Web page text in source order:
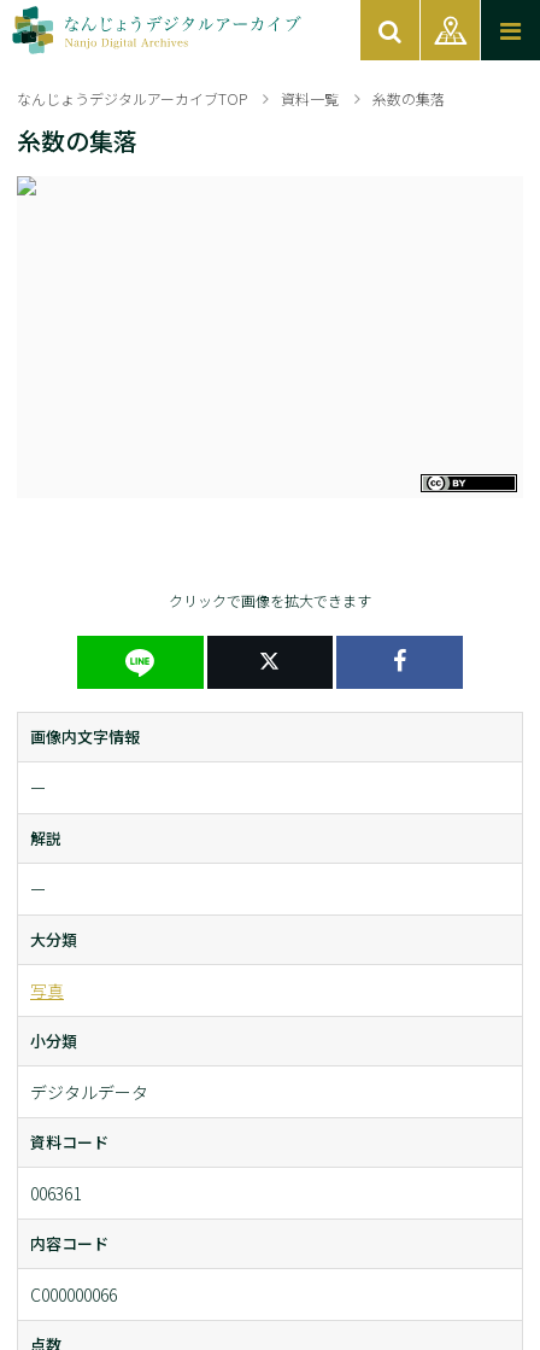
なんじょうデジタルアーカイブTOP 資料一覧 糸数の集落
糸数の集落
クリックで画像を拡大できます
画像内文字情報
ー
解説
ー
大分類
写真
小分類
デジタルデータ
資料コード
006361
内容コード
C000000066
点数